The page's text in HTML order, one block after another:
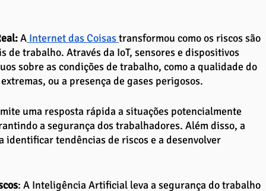
A Internet das Coisas transformou como os riscos são
de trabalho. Através da IoT, sensores e dispositivos
sobre as condições de trabalho, como a qualidade do
ou a presença de gases perigosos.
uma resposta rápida a situações potencialmente
a segurança dos trabalhadores. Além disso, a
identificar tendências de riscos e a desenvolver
: A Inteligência Artificial leva a segurança do trabalho